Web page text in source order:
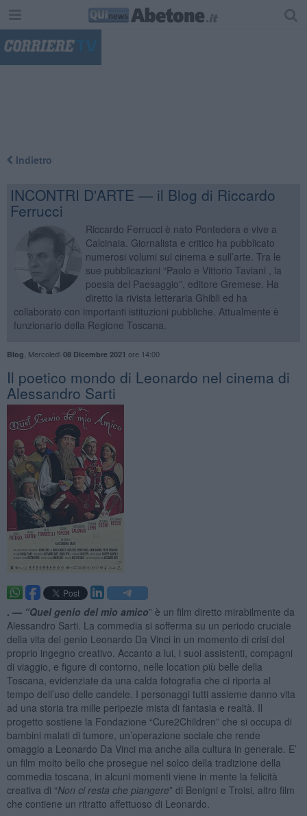
Indietro
INCONTRI D'ARTE — il Blog di Riccardo
Ferrucci
Riccardo Ferrucci è nato Pontedera e vive a
Calcinaia. Giornalista e critico ha pubblicato
numerosi volumi sul cinema e sull’arte. Tra le
sue pubblicazioni “Paolo e Vittorio Taviani , la
poesia del Paesaggio”, editore Gremese. Ha
diretto la rivista letteraria Ghibli ed ha
collaborato con importanti istituzioni pubbliche. Attualmente è
funzionario della Regione Toscana.
Blog Mercoledì 08 Dicembre 2021 ore 14:00
​Il poetico mondo di Leonardo nel cinema di
Alessandro Sarti
. — “Quel genio del mio amico” è un film diretto mirabilmente da
Alessandro Sarti. La commedia si sofferma su un periodo cruciale
della vita del genio Leonardo Da Vinci in un momento di crisi del
proprio ingegno creativo. Accanto a lui, i suoi assistenti, compagni
di viaggio, e figure di contorno, nelle location più belle della
Toscana, evidenziate da una calda fotografia che ci riporta al
tempo dell’uso delle candele. I personaggi tutti assieme danno vita
ad una storia tra mille peripezie mista di fantasia e realtà. Il
progetto sostiene la Fondazione “Cure2Children” che si occupa di
bambini malati di tumore, un’operazione sociale che rende
omaggio a Leonardo Da Vinci ma anche alla cultura in generale. E’
un film molto bello che prosegue nel solco della tradizione della
commedia toscana, in alcuni momenti viene in mente la felicità
creativa di “Non ci resta che piangere” di Benigni e Troisi, altro film
che contiene un ritratto affettuoso di Leonardo.